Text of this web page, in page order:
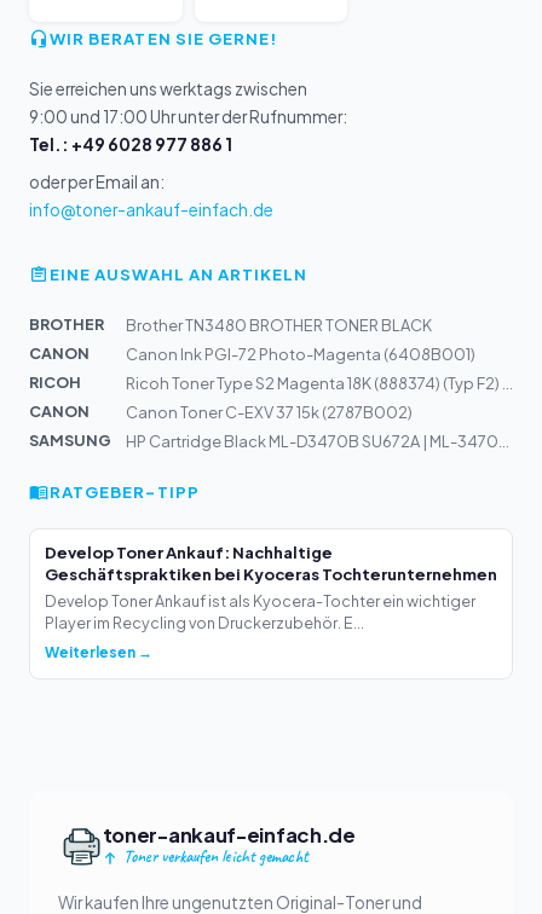
WIR BERATEN SIE GERNE!
Sie erreichen uns werktags zwischen
9:00 und 17:00 Uhr unter der Rufnummer:
Tel.: +49 6028 977 886 1
oder per Email an:
info@toner-ankauf-einfach.de
EINE AUSWAHL AN ARTIKELN
BROTHER
Brother TN3480 BROTHER TONER BLACK
CANON
Canon Ink PGI-72 Photo-Magenta (6408B001)
RICOH
CANON
Canon Toner C-EXV 37 15k (2787B002)
SAMSUNG
RATGEBER-TIPP
Develop Toner Ankauf: Nachhaltige
Geschäftspraktiken bei Kyoceras Tochterunternehmen
Develop Toner Ankauf ist als Kyocera-Tochter ein wichtiger
Player im Recycling von Druckerzubehör. E...
Weiterlesen →
toner-ankauf-einfach.de
Toner verkaufen leicht gemacht
Wir kaufen Ihre ungenutzten Original-Toner und